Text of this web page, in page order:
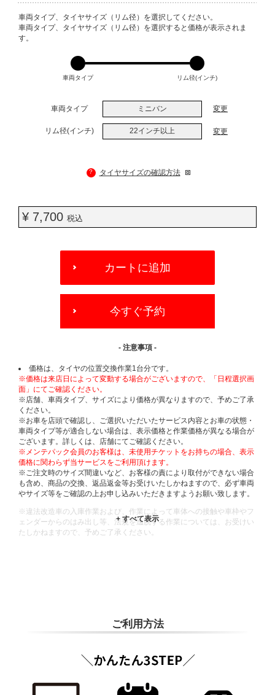
VARIATIONS
車両タイプ、タイヤサイズ（リム径）を選択してください。
車両タイプ、タイヤサイズ（リム径）を選択すると価格が表示されま
す。
車両タイプ リム径(インチ)
車両タイプ ミニバン 変更
リム径(インチ) 22インチ以上 変更
? タイヤサイズの確認方法
¥ 7,700 税込
OPTIONS
カートに追加
今すぐ予約
- 注意事項 -
価格は、タイヤの位置交換作業1台分です。
※価格は来店日によって変動する場合がございますので、「日程選択画
面」にてご確認ください。
※店舗、車両タイプ、サイズにより価格が異なりますので、予めご了承
ください。
※お車を店頭で確認し、ご選択いただいたサービス内容とお車の状態・
車両タイプ等が適合しない場合は、表示価格と作業価格が異なる場合が
ございます。詳しくは、店舗にてご確認ください。
※メンテパック会員のお客様は、未使用チケットをお持ちの場合、表示
価格に関わらず当サービスをご利用頂けます。
※ご注文時のサイズ間違いなど、お客様の責により取付ができない場合
も含め、商品の交換、返品返金等お受けいたしかねますので、必ず車両
やサイズ等をご確認の上お申し込みいただきますようお願い致します。
※違法改造車の入庫作業および、作業によって車体への接触や車枠やフ
ェンダーからのはみ出し等、法規を逸脱する作業については、お受けい
たしかねますので、予めご了承ください。
ご利用方法